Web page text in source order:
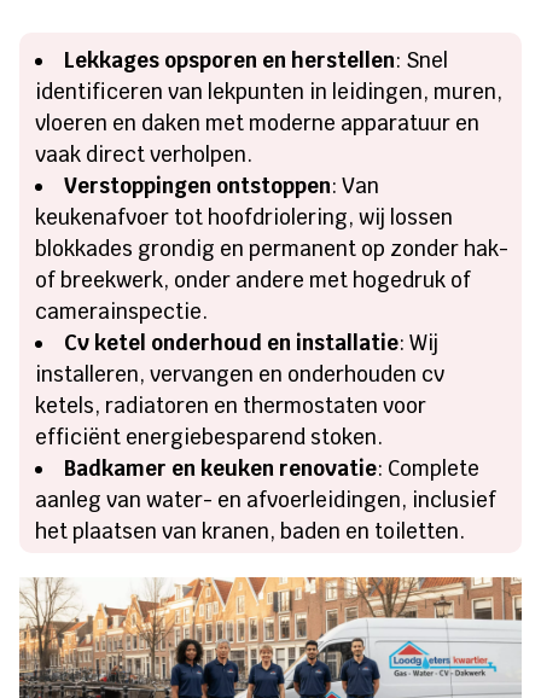
Lekkages opsporen en herstellen: Snel
identificeren van lekpunten in leidingen, muren,
vloeren en daken met moderne apparatuur en
vaak direct verholpen.
Verstoppingen ontstoppen: Van
keukenafvoer tot hoofdriolering, wij lossen
blokkades grondig en permanent op zonder hak-
of breekwerk, onder andere met hogedruk of
camerainspectie.
Cv ketel onderhoud en installatie: Wij
installeren, vervangen en onderhouden cv
ketels, radiatoren en thermostaten voor
efficiënt energiebesparend stoken.
Badkamer en keuken renovatie: Complete
aanleg van water- en afvoerleidingen, inclusief
het plaatsen van kranen, baden en toiletten.